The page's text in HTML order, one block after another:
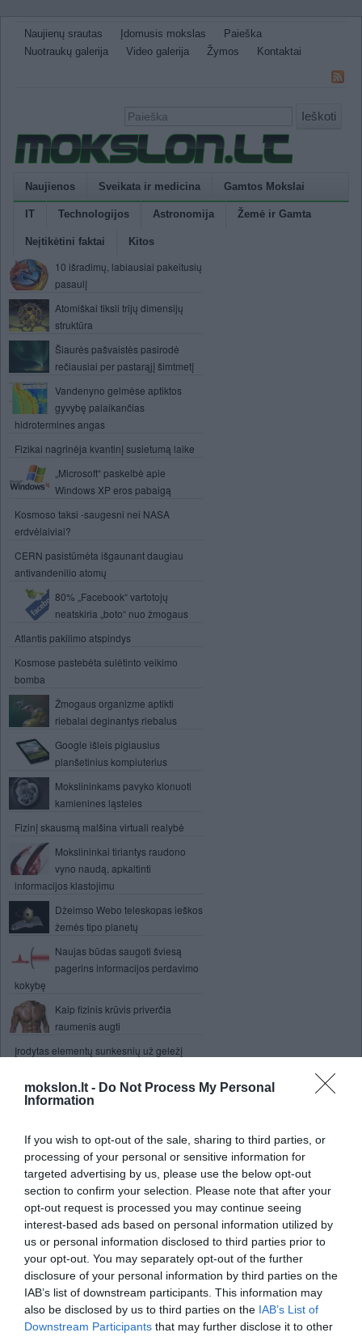
mokslon.lt - Do Not Process My Personal
Information
If you wish to opt-out of the sale, sharing to third parties, or
processing of your personal or sensitive information for
targeted advertising by us, please use the below opt-out
section to confirm your selection. Please note that after your
opt-out request is processed you may continue seeing
interest-based ads based on personal information utilized by
us or personal information disclosed to third parties prior to
your opt-out. You may separately opt-out of the further
disclosure of your personal information by third parties on the
IAB’s list of downstream participants. This information may
also be disclosed by us to third parties on the IAB’s List of
Downstream Participants that may further disclose it to other
Naujienų srautas Įdomusis mokslas
Paieška
Nuotraukų galerija
Video galerija Žymos Kontaktai
Ieškoti
Naujienos Sveikata ir medicina Gamtos Mokslai
IT Technologijos Astronomija Žemė ir Gamta
Neįtikėtini faktai Kitos
10 išradimų, labiausiai pakeitusių
pasaulį
Atomiškai tiksli trijų dimensijų
struktūra
Šiaurės pašvaistės pasirodė
rečiausiai per pastarąjį šimtmetį
Vandenyno gelmėse aptiktos
gyvybę palaikančias
hidrotermines angas
Fizikai nagrinėja kvantinį susietumą laike
„Microsoft“ paskelbė apie
Windows XP eros pabaigą
Kosmoso taksi -saugesni nei NASA
erdvėlaiviai?
CERN pasistūmėta išgaunant daugiau
antivandenilio atomų
80% „Facebook“ vartotojų
neatskiria „boto“ nuo žmogaus
Atlantis pakilimo atspindys
Kosmose pastebėta sulėtinto veikimo
bomba
Žmogaus organizme aptikti
riebalai deginantys riebalus
Google išleis pigiausius
planšetinius kompiuterius
Mokslininkams pavyko klonuoti
kamienines ląsteles
Fizinį skausmą malšina virtuali realybė
Mokslininkai tiriantys raudono
vyno naudą, apkaltinti
informacijos klastojimu
Džeimso Webo teleskopas ieškos
žemės tipo planetų
Naujas būdas saugoti šviesą
pagerins informacijos perdavimo
kokybę
Kaip fizinis krūvis priverčia
raumenis augti
Įrodytas elementų sunkesnių už geležį
Ar belaidis elektros tiekimas
pavojingas gyvybei?
Kodėl žmonių smegenys
unikalios? Kardinalūs pokyčiai
smegenų vystymosi evoliucijoje
Mėnulyje aptikta nežemiškos
gyvybės pėdsakų
Debesų technologijos
prestižinėse „Formulės-1“
lenktynėse
Sukurta sistema, leidžianti liesti ir
perkelti objektus ekrane
Stringanti skaitmeninės